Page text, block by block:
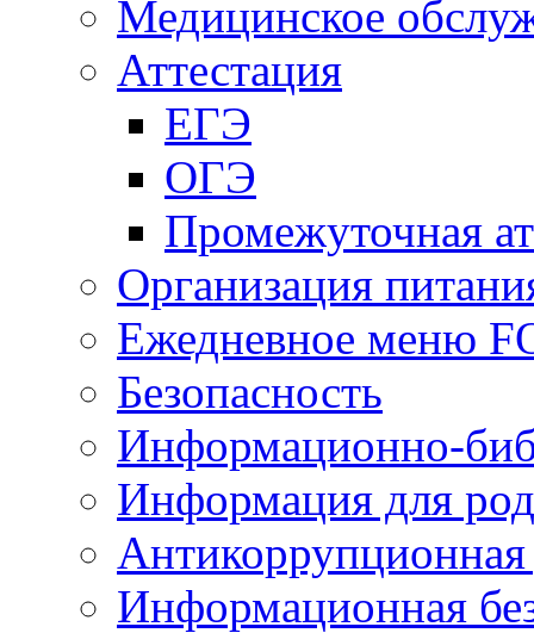
Медицинское
Аттестация
ЕГЭ
ОГЭ
Промежуточная
Организация
Ежедневное меню
Безопасность
Информационно-
Информация для
Антикоррупционная
Информационная